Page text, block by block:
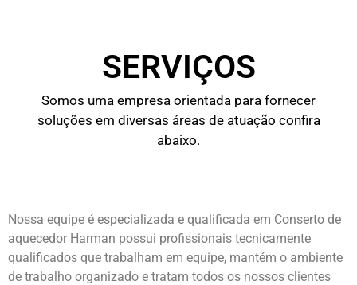
SERVIÇOS
Somos uma empresa orientada para fornecer
soluções em diversas áreas de atuação confira
abaixo.
Nossa equipe é especializada e qualificada em Conserto de
aquecedor Harman possui profissionais tecnicamente
qualificados que trabalham em equipe, mantém o ambiente
de trabalho organizado e tratam todos os nossos clientes